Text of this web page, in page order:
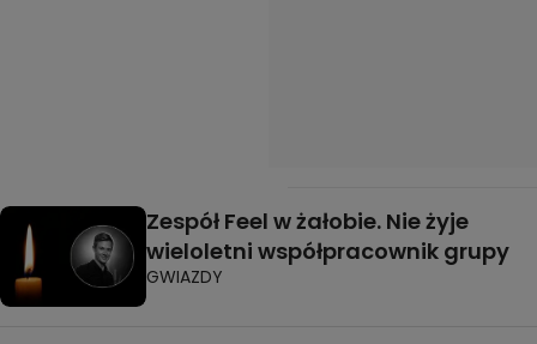
Zespół Feel w żałobie. Nie żyje
wieloletni współpracownik grupy
GWIAZDY